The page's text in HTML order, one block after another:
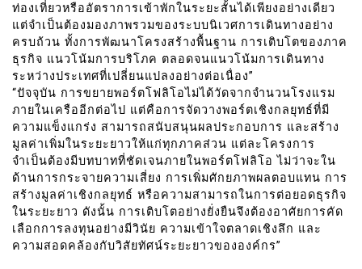
ท่องเที่ยวหรืออัตราการเข้าพักในระยะสั้นได้เพียงอย่างเดียว
แต่จำเป็นต้องมองภาพรวมของระบบนิเวศการเดินทางอย่าง
ครบถ้วน ทั้งการพัฒนาโครงสร้างพื้นฐาน การเติบโตของภาค
ธุรกิจ แนวโน้มการบริโภค ตลอดจนแนวโน้มการเดินทาง
ระหว่างประเทศที่เปลี่ยนแปลงอย่างต่อเนื่อง”
“ปัจจุบัน การขยายพอร์ตโฟลิโอไม่ได้วัดจากจำนวนโรงแรม
ภายในเครืออีกต่อไป แต่คือการจัดวางพอร์ตเชิงกลยุทธ์ที่มี
ความแข็งแกร่ง สามารถสนับสนุนผลประกอบการ และสร้าง
มูลค่าเพิ่มในระยะยาวให้แก่ทุกภาคส่วน แต่ละโครงการ
จำเป็นต้องมีบทบาทที่ชัดเจนภายในพอร์ตโฟลิโอ ไม่ว่าจะใน
ด้านการกระจายความเสี่ยง การเพิ่มศักยภาพผลตอบแทน การ
สร้างมูลค่าเชิงกลยุทธ์ หรือความสามารถในการต่อยอดธุรกิจ
ในระยะยาว ดังนั้น การเติบโตอย่างยั่งยืนจึงต้องอาศัยการคัด
เลือกการลงทุนอย่างมีวินัย ความเข้าใจตลาดเชิงลึก และ
ความสอดคล้องกับวิสัยทัศน์ระยะยาวขององค์กร”